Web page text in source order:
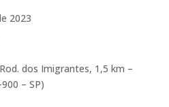
2023​
dos Imigrantes, 1,5 km –
– SP)​